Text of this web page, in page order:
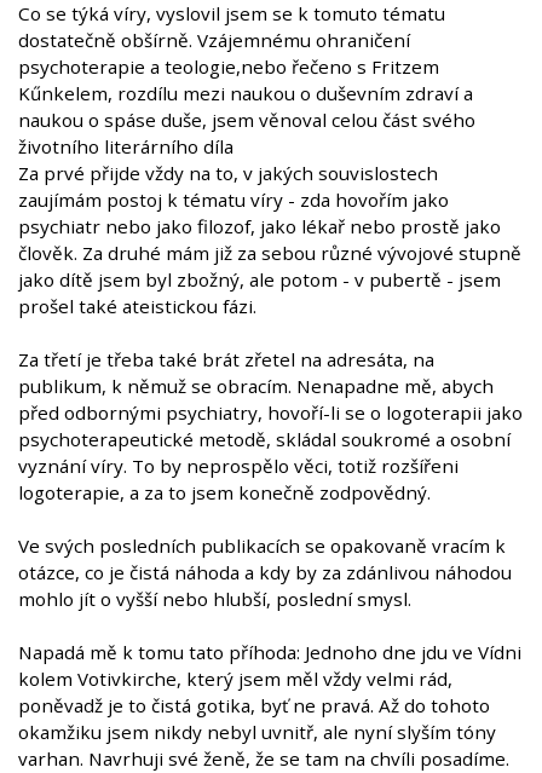
Co se týká víry, vyslovil jsem se k tomuto tématu
dostatečně obšírně. Vzájemnému ohraničení
psychoterapie a teologie,nebo řečeno s Fritzem
Kűnkelem, rozdílu mezi naukou o duševním zdraví a
naukou o spáse duše, jsem věnoval celou část svého
životního literárního díla
Za prvé přijde vždy na to, v jakých souvislostech
zaujímám postoj k tématu víry - zda hovořím jako
psychiatr nebo jako filozof, jako lékař nebo prostě jako
člověk. Za druhé mám již za sebou různé vývojové stupně
jako dítě jsem byl zbožný, ale potom - v pubertě - jsem
prošel také ateistickou fázi.
Za třetí je třeba také brát zřetel na adresáta, na
publikum, k němuž se obracím. Nenapadne mě, abych
před odbornými psychiatry, hovoří-li se o logoterapii jako
psychoterapeutické metodě, skládal soukromé a osobní
vyznání víry. To by neprospělo věci, totiž rozšířeni
logoterapie, a za to jsem konečně zodpovědný.
Ve svých posledních publikacích se opakovaně vracím k
otázce, co je čistá náhoda a kdy by za zdánlivou náhodou
mohlo jít o vyšší nebo hlubší, poslední smysl.
Napadá mě k tomu tato příhoda: Jednoho dne jdu ve Vídni
kolem Votivkirche, který jsem měl vždy velmi rád,
poněvadž je to čistá gotika, byť ne pravá. Až do tohoto
okamžiku jsem nikdy nebyl uvnitř, ale nyní slyším tóny
varhan. Navrhuji své ženě, že se tam na chvíli posadíme.